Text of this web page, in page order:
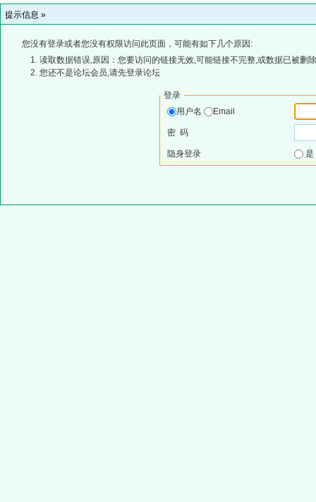
提示信息 »
您没有登录或者您没有权限访问此页面，可能有如下几个原因:
读取数据错误,原因：您要访问的链接无效,可能链接不完整,或数据已被删
您还不是论坛会员,请先登录论坛
登录
用户名
Email
密 码
隐身登录